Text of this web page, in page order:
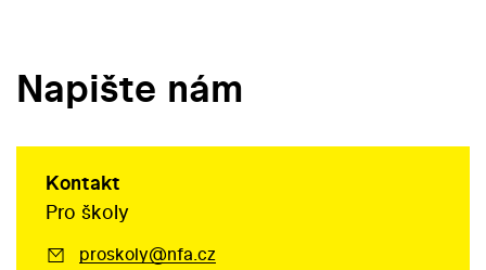
Napište nám
Kontakt
Pro školy
proskoly@nfa.cz